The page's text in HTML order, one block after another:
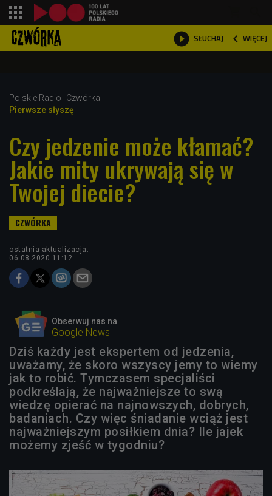
 SŁUCHAJ  WIĘCEJ

Polskie Radio
Czwórka
Pierwsze słyszę
Czy jedzenie może kłamać?
Jakie mity ukrywają się w
Twojej diecie?
ostatnia aktualizacja:
06.08.2020 11:12
Obserwuj nas na
Google News
Dziś każdy jest ekspertem od jedzenia,
uważamy, że skoro wszyscy jemy to wiemy
jak to robić. Tymczasem specjaliści
podkreślają, że najważniejsze to swą
wiedzę opierać na najnowszych, dobrych,
badaniach. Czy więc śniadanie wciąż jest
najważniejszym posiłkiem dnia? Ile jajek
możemy zjeść w tygodniu?